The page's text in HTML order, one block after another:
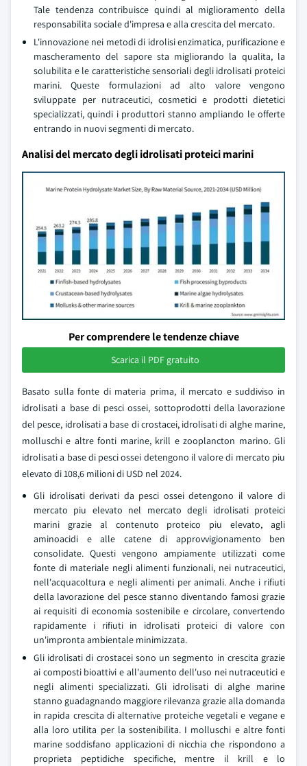
Tale tendenza contribuisce quindi al miglioramento della
responsabilita sociale d'impresa e alla crescita del mercato.
L'innovazione nei metodi di idrolisi enzimatica, purificazione e
mascheramento del sapore sta migliorando la qualita, la
solubilita e le caratteristiche sensoriali degli idrolisati proteici
marini. Queste formulazioni ad alto valore vengono
sviluppate per nutraceutici, cosmetici e prodotti dietetici
specializzati, quindi i produttori stanno ampliando le offerte
entrando in nuovi segmenti di mercato.
Analisi del mercato degli idrolisati proteici marini
Per comprendere le tendenze chiave
Scarica il PDF gratuito
Basato sulla fonte di materia prima, il mercato e suddiviso in
idrolisati a base di pesci ossei, sottoprodotti della lavorazione
del pesce, idrolisati a base di crostacei, idrolisati di alghe marine,
molluschi e altre fonti marine, krill e zooplancton marino. Gli
idrolisati a base di pesci ossei detengono il valore di mercato piu
elevato di 108,6 milioni di USD nel 2024.
Gli idrolisati derivati da pesci ossei detengono il valore di
mercato piu elevato nel mercato degli idrolisati proteici
marini grazie al contenuto proteico piu elevato, agli
aminoacidi e alle catene di approvvigionamento ben
consolidate. Questi vengono ampiamente utilizzati come
fonte di materiale negli alimenti funzionali, nei nutraceutici,
nell'acquacoltura e negli alimenti per animali. Anche i rifiuti
della lavorazione del pesce stanno diventando famosi grazie
ai requisiti di economia sostenibile e circolare, convertendo
rapidamente i rifiuti in idrolisati proteici di valore con
un'impronta ambientale minimizzata.
Gli idrolisati di crostacei sono un segmento in crescita grazie
ai composti bioattivi e all'aumento dell'uso nei nutraceutici e
negli alimenti specializzati. Gli idrolisati di alghe marine
stanno guadagnando maggiore rilevanza grazie alla domanda
in rapida crescita di alternative proteiche vegetali e vegane e
alla loro utilita per la sostenibilita. I molluschi e altre fonti
marine soddisfano applicazioni di nicchia che rispondono a
proprieta peptidiche specifiche, mentre il krill e lo